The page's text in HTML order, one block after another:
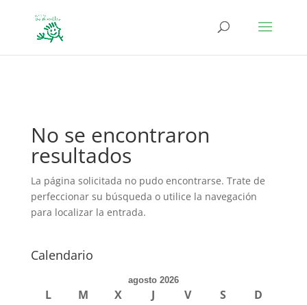
No se encontraron
resultados
La página solicitada no pudo encontrarse. Trate de
perfeccionar su búsqueda o utilice la navegación
para localizar la entrada.
Calendario
agosto 2026
L M X J V S
D